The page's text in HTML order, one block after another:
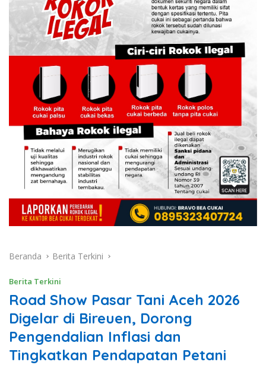
Beranda Berita Terkini
Berita Terkini
Road Show Pasar Tani Aceh 2026
Digelar di Bireuen, Dorong
Pengendalian Inflasi dan
Tingkatkan Pendapatan Petani